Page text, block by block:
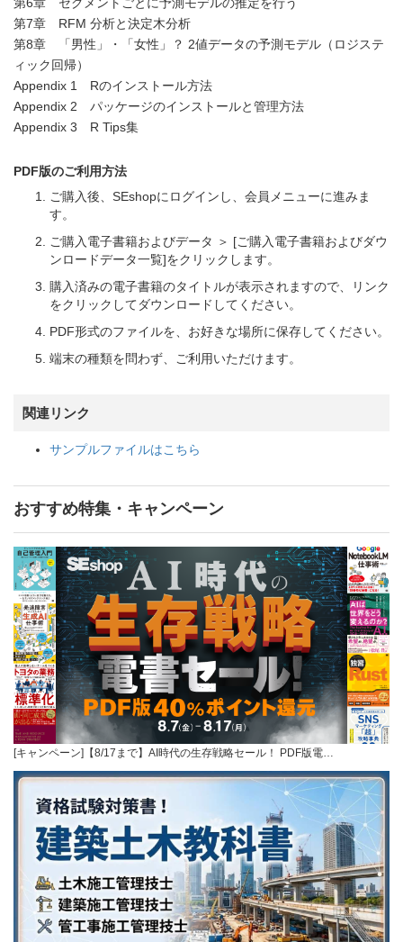
第7章 RFM 分析と決定木分析
第8章 「男性」・「女性」？ 2値データの予測モデル（ロジステ
ィック回帰）
Appendix 1 Rのインストール方法
Appendix 2 パッケージのインストールと管理方法
Appendix 3 R Tips集
PDF版のご利用方法
ご購入後、SEshopにログインし、会員メニューに進みま
す。
ご購入電子書籍およびデータ ＞ [ご購入電子書籍およびダウ
ンロードデータ一覧]をクリックします。
購入済みの電子書籍のタイトルが表示されますので、リンク
をクリックしてダウンロードしてください。
PDF形式のファイルを、お好きな場所に保存してください。
端末の種類を問わず、ご利用いただけます。
関連リンク
サンプルファイルはこちら
おすすめ特集・キャンペーン
[キャンペーン]【8/17まで】AI時代の生存戦略セール！ PDF版電…